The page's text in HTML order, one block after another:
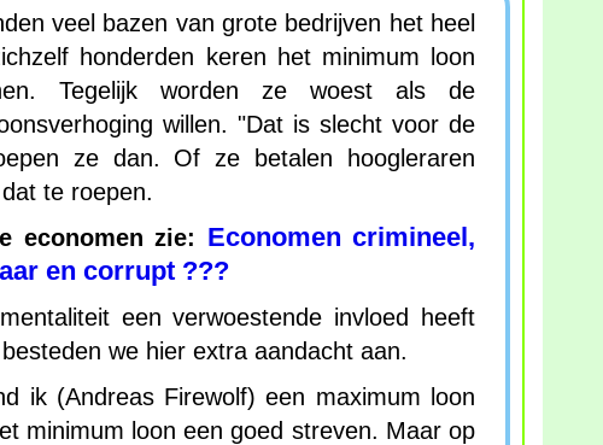
veel bazen van grote bedrijven het heel
honderden keren het minimum loon
Tegelijk worden ze woest als de
willen. "Dat is slecht voor de
ze dan. Of ze betalen hoogleraren
te roepen.
economen zie: Economen crimineel,
en corrupt ???
een verwoestende invloed heeft
we hier extra aandacht aan.
ik (Andreas Firewolf) een maximum loon
minimum loon een goed streven. Maar op